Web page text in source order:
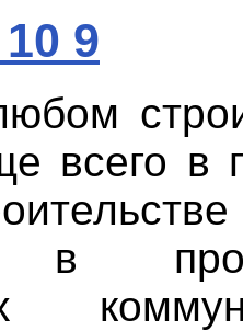
9
всего в
в